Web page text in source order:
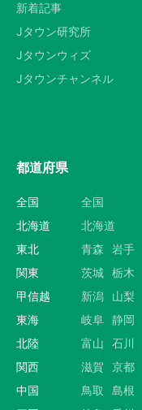
新着記事
Jタウン研究所
Jタウンウィズ
Jタウンチャンネル
都道府県
全国
全国
北海道
北海道
東北
青森 岩手
関東
茨城 栃木
甲信越
新潟 山梨
東海
岐阜 静岡
北陸
富山 石川
関西
滋賀 京都
中国
鳥取 島根